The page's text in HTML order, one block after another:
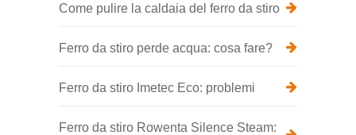
Come pulire la caldaia del ferro da stiro
Ferro da stiro perde acqua: cosa fare?
Ferro da stiro Imetec Eco: problemi
Ferro da stiro Rowenta Silence Steam: